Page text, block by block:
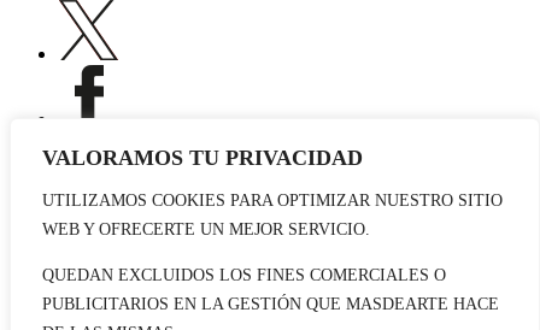
VALORAMOS TU PRIVACIDAD
UTILIZAMOS COOKIES PARA OPTIMIZAR NUESTRO SITIO
WEB Y OFRECERTE UN MEJOR SERVICIO.
QUEDAN EXCLUIDOS LOS FINES COMERCIALES O
PUBLICITARIOS EN LA GESTIÓN QUE MASDEARTE HACE
Publicidad
Contacto
© 2026 masdearte. Información de exposiciones, museos y artistas